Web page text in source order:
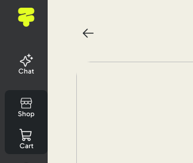
Chat
Shop
Cart